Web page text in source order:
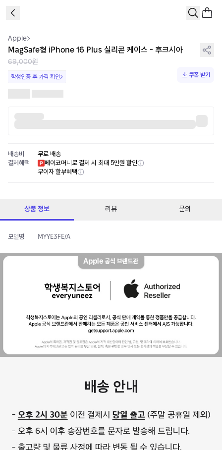
Apple
MagSafe형 iPhone 16 Plus 실리콘 케이스 - 후크시아
69,000원
학생인증 후 가격 확인 쿠폰 받기
배송비
무료 배송
결제혜택
페이코머니로 결제 시 최대 5만원 할인
무이자 할부혜택
상품 정보 리뷰 문의
모델명 MYYE3FE/A